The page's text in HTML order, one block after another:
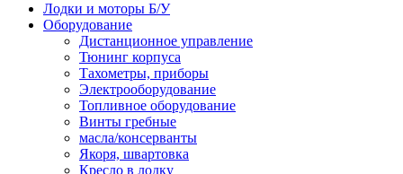
Лодки и моторы Б/У
Оборудование
Дистанционное управление
Тюнинг корпуса
Тахометры, приборы
Электрооборудование
Топливное оборудование
Винты гребные
масла/консерванты
Якоря, швартовка
Кресло в лодку